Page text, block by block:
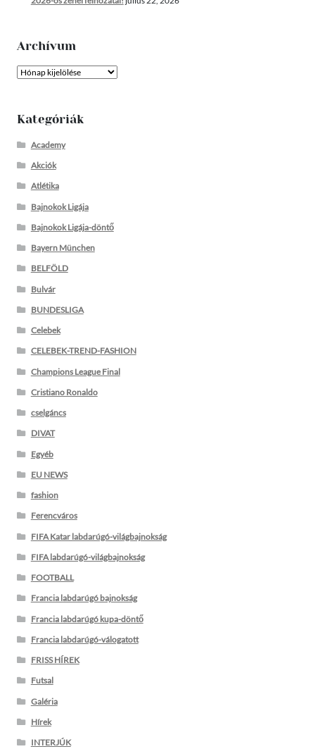
Archívum
Archívum
Kategóriák
Academy
Akciók
Atlétika
Bajnokok Ligája
Bajnokok Ligája-döntő
Bayern München
BELFÖLD
Bulvár
BUNDESLIGA
Celebek
CELEBEK-TREND-FASHION
Champions League Final
Cristiano Ronaldo
cselgáncs
DIVAT
Egyéb
EU NEWS
fashion
Ferencváros
FIFA Katar labdarúgó-világbajnokság
FIFA labdarúgó-világbajnokság
FOOTBALL
Francia labdarúgó bajnokság
Francia labdarúgó kupa-döntő
Francia labdarúgó-válogatott
FRISS HÍREK
Futsal
Galéria
Hírek
INTERJÚK